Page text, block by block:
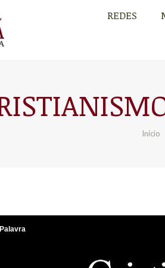
REDES
Início
REDES